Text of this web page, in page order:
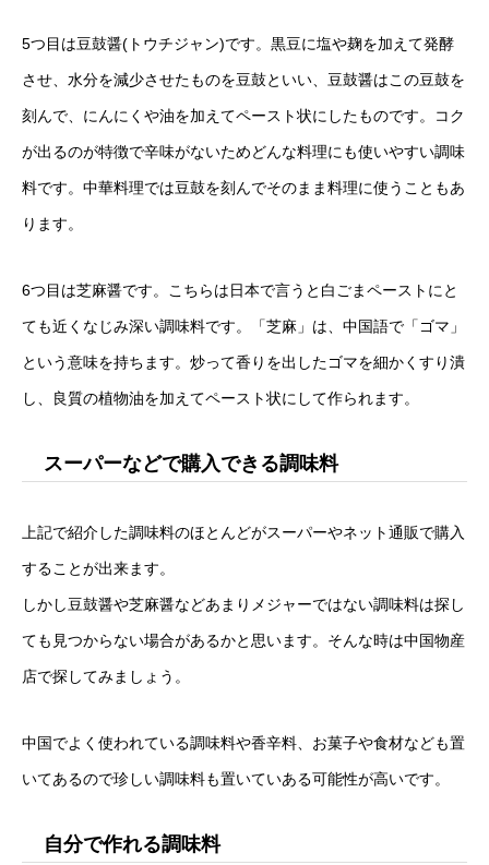
5つ目は豆鼓醤(トウチジャン)です。黒豆に塩や麹を加えて発酵
させ、水分を減少させたものを豆鼓といい、豆鼓醤はこの豆鼓を
刻んで、にんにくや油を加えてペースト状にしたものです。コク
が出るのが特徴で辛味がないためどんな料理にも使いやすい調味
料です。中華料理では豆鼓を刻んでそのまま料理に使うこともあ
ります。
6つ目は芝麻醤です。こちらは日本で言うと白ごまペーストにと
ても近くなじみ深い調味料です。「芝麻」は、中国語で「ゴマ」
という意味を持ちます。炒って香りを出したゴマを細かくすり潰
し、良質の植物油を加えてペースト状にして作られます。
スーパーなどで購入できる調味料
上記で紹介した調味料のほとんどがスーパーやネット通販で購入
することが出来ます。
しかし豆鼓醤や芝麻醤などあまりメジャーではない調味料は探し
ても見つからない場合があるかと思います。そんな時は中国物産
店で探してみましょう。
中国でよく使われている調味料や香辛料、お菓子や食材なども置
いてあるので珍しい調味料も置いていある可能性が高いです。
自分で作れる調味料